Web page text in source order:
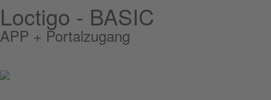
Loctigo - BASIC
APP + Portalzugang